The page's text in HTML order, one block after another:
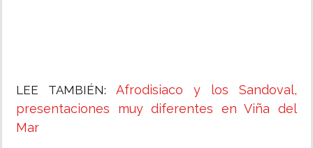
LEE TAMBIÉN: Afrodisiaco y los Sandoval,
presentaciones muy diferentes en Viña del
Mar